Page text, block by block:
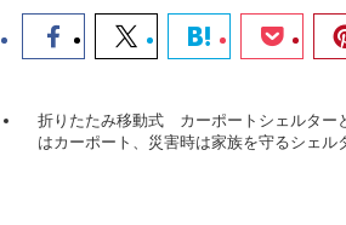
折りたたみ移動式 カーポートシェルター
はカーポート、災害時は家族を守るシェル